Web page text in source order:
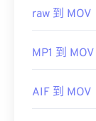
開發者：
請注意，還
raw 到 MOV
MP1 到 MOV
AIF 到 MOV